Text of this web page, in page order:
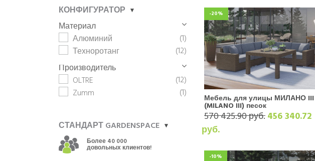
КОНФИГУРАТОР
Материал
Алюминий
(1)
Техноротанг
(12)
Производитель
OLTRE
(12)
Zumm
(1)
СТАНДАРТ GARDENSPACE
Более 40 000
довольных клиентов!
-20%
Мебель для улицы МИЛАНО III
(MILANO III) песок
570 425.90 руб.456 340.72
руб.
-10%